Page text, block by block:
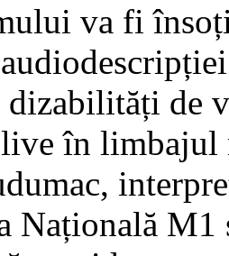
va fi
dizabilități de
în limbajul
Națională